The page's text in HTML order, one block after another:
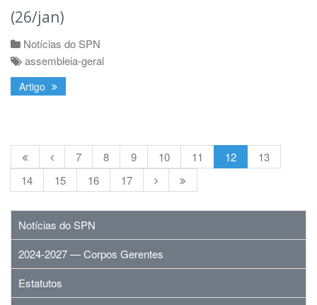
(26/jan)
Notícias do SPN
assembleia-geral
Artigo
7 8 9 10 11 12
13
14
15 16 17
Notícias do SPN
2024-2027 — Corpos Gerentes
Estatutos